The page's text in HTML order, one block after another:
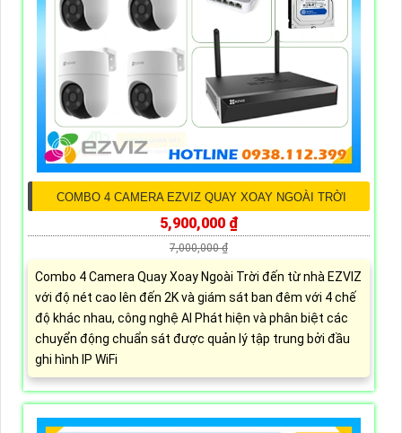
COMBO 4 CAMERA EZVIZ QUAY XOAY NGOÀI TRỜI
5,900,000 ₫
7,000,000 ₫
Combo 4 Camera Quay Xoay Ngoài Trời đến từ nhà EZVIZ
với độ nét cao lên đến 2K và giám sát ban đêm với 4 chế
độ khác nhau, công nghệ AI Phát hiện và phân biệt các
chuyển động chuẩn sát được quản lý tập trung bởi đầu
ghi hình IP WiFi